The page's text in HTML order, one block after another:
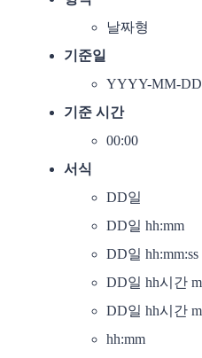
날짜형
기준일
YYYY-MM-DD
기준 시간
00:00
서식
DD일
DD일 hh:mm
DD일 hh:mm:ss
DD일 hh시간
DD일 hh시간
hh:mm